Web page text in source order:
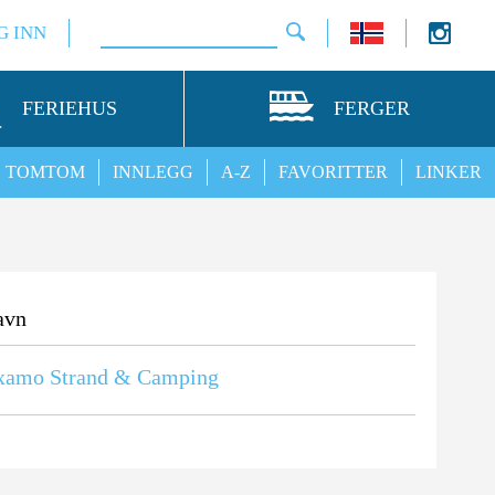
INN
FERIEHUS FERGER
LINKER
FAVORITTER
A-Z
INNLEGG
TOMTOM
Strand & Camping